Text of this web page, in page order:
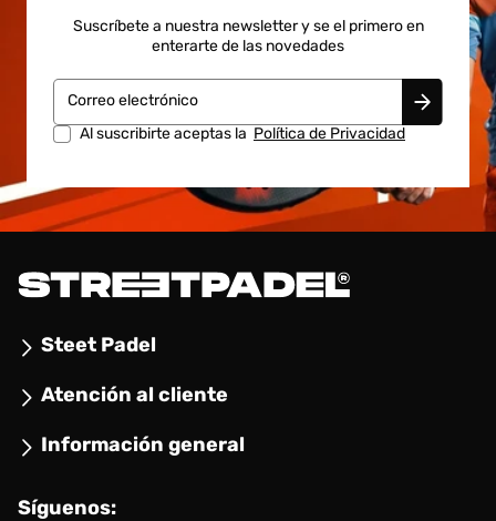
Suscríbete a nuestra newsletter y se el primero en
enterarte de las novedades
Correo electrónico
Al suscribirte aceptas la Política de Privacidad
Steet Padel
Atención al cliente
Información general
Síguenos: